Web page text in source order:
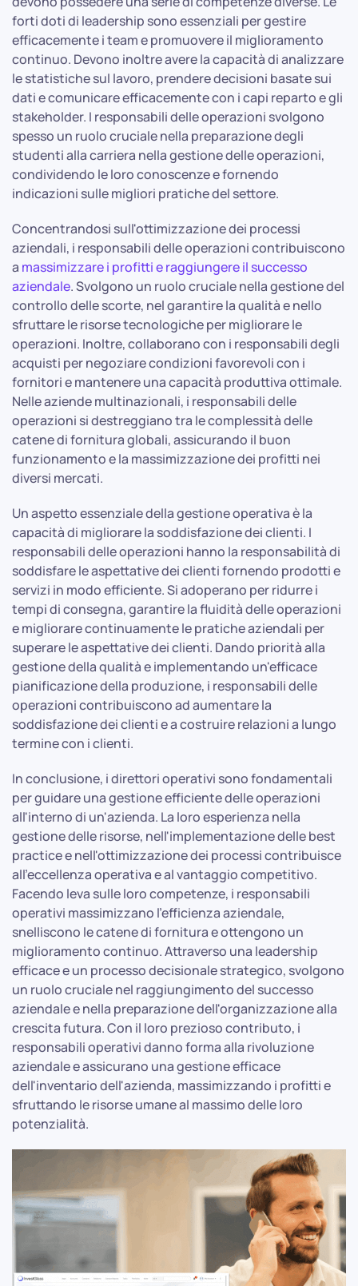
forti doti di leadership sono essenziali per gestire
efficacemente i team e promuovere il miglioramento
continuo. Devono inoltre avere la capacità di analizzare
le statistiche sul lavoro, prendere decisioni basate sui
dati e comunicare efficacemente con i capi reparto e gli
stakeholder. I responsabili delle operazioni svolgono
spesso un ruolo cruciale nella preparazione degli
studenti alla carriera nella gestione delle operazioni,
condividendo le loro conoscenze e fornendo
indicazioni sulle migliori pratiche del settore.
Concentrandosi sull'ottimizzazione dei processi
aziendali, i responsabili delle operazioni contribuiscono
a massimizzare i profitti e raggiungere il successo
aziendale. Svolgono un ruolo cruciale nella gestione del
controllo delle scorte, nel garantire la qualità e nello
sfruttare le risorse tecnologiche per migliorare le
operazioni. Inoltre, collaborano con i responsabili degli
acquisti per negoziare condizioni favorevoli con i
fornitori e mantenere una capacità produttiva ottimale.
Nelle aziende multinazionali, i responsabili delle
operazioni si destreggiano tra le complessità delle
catene di fornitura globali, assicurando il buon
funzionamento e la massimizzazione dei profitti nei
diversi mercati.
Un aspetto essenziale della gestione operativa è la
capacità di migliorare la soddisfazione dei clienti. I
responsabili delle operazioni hanno la responsabilità di
soddisfare le aspettative dei clienti fornendo prodotti e
servizi in modo efficiente. Si adoperano per ridurre i
tempi di consegna, garantire la fluidità delle operazioni
e migliorare continuamente le pratiche aziendali per
superare le aspettative dei clienti. Dando priorità alla
gestione della qualità e implementando un'efficace
pianificazione della produzione, i responsabili delle
operazioni contribuiscono ad aumentare la
soddisfazione dei clienti e a costruire relazioni a lungo
termine con i clienti.
In conclusione, i direttori operativi sono fondamentali
per guidare una gestione efficiente delle operazioni
all'interno di un'azienda. La loro esperienza nella
gestione delle risorse, nell'implementazione delle best
practice e nell'ottimizzazione dei processi contribuisce
all'eccellenza operativa e al vantaggio competitivo.
Facendo leva sulle loro competenze, i responsabili
operativi massimizzano l'efficienza aziendale,
snelliscono le catene di fornitura e ottengono un
miglioramento continuo. Attraverso una leadership
efficace e un processo decisionale strategico, svolgono
un ruolo cruciale nel raggiungimento del successo
aziendale e nella preparazione dell'organizzazione alla
crescita futura. Con il loro prezioso contributo, i
responsabili operativi danno forma alla rivoluzione
aziendale e assicurano una gestione efficace
dell'inventario dell'azienda, massimizzando i profitti e
sfruttando le risorse umane al massimo delle loro
potenzialità.